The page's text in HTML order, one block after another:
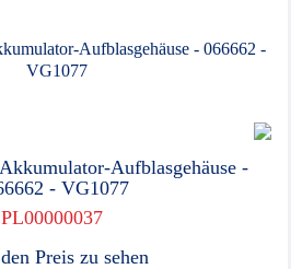
Aufblasgehäuse -
- VG1077
PL00000037
Preis zu sehen